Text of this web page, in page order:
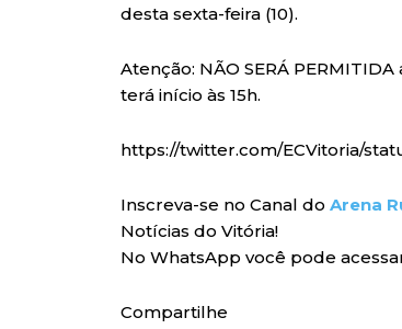
desta sexta-feira (10).
Atenção: NÃO SERÁ
terá início às 15h.
https://twitter.com/ECVitoria/
Inscreva-se no Canal do Arena
Notícias do Vitória!
No WhatsApp você pode
Compartilhe